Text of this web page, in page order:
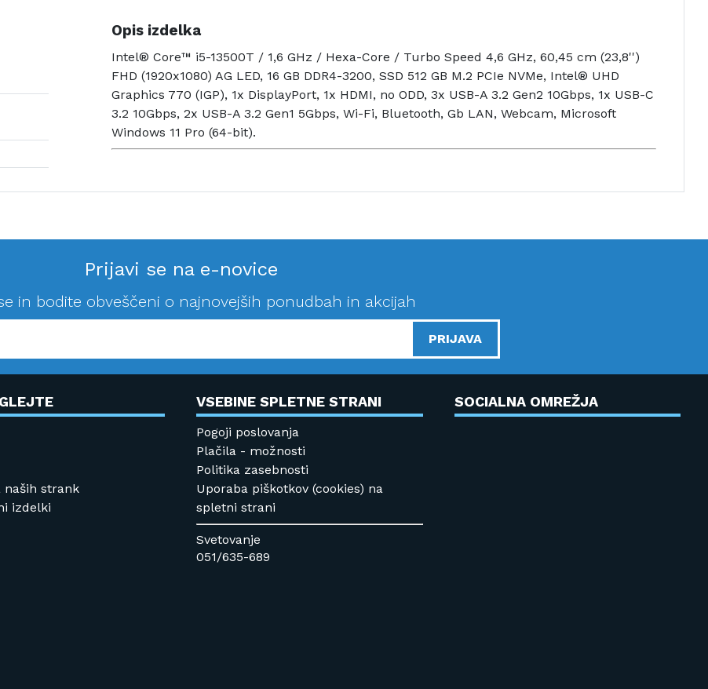
Opis izdelka
Intel® Core™ i5-13500T / 1,6 GHz / Hexa-Core / Turbo Speed 4,6 GHz, 60,45 cm (23,8'')
FHD (1920x1080) AG LED, 16 GB DDR4-3200, SSD 512 GB M.2 PCIe NVMe, Intel® UHD
Graphics 770 (IGP), 1x DisplayPort, 1x HDMI, no ODD, 3x USB-A 3.2 Gen2 10Gbps, 1x USB-C
3.2 10Gbps, 2x USB-A 3.2 Gen1 5Gbps, Wi-Fi, Bluetooth, Gb LAN, Webcam, Microsoft
Windows 11 Pro (64-bit).
Prijavi se na e-novice
in bodite obveščeni o najnovejših ponudbah in akcijah
PRIJAVA
naših strank
izdelki
VSEBINE SPLETNE STRANI
Pogoji poslovanja
Plačila - možnosti
Politika zasebnosti
Uporaba piškotkov (cookies) na
spletni strani
Svetovanje
051/635-689
SOCIALNA OMREŽJA